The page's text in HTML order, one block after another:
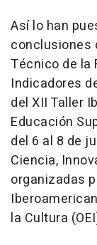
Así lo han
conclusiones
Técnico de la
Indicadores
del XII Taller
Educación
del 6 al 8 de
Ciencia,
organizadas
la Cultura